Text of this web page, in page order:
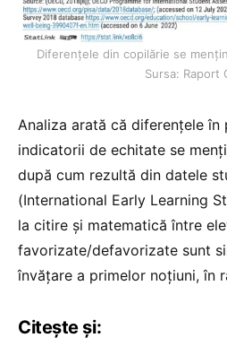
Diferențele din copilărie se
Sursa: Raport
Analiza arată că diferențele
indicatorii de echitate se
după cum rezultă din datele
(International Early Learning
la citire și matematică între
favorizate/defavorizate sunt
învățare a primelor noțiuni, în
Citește și: